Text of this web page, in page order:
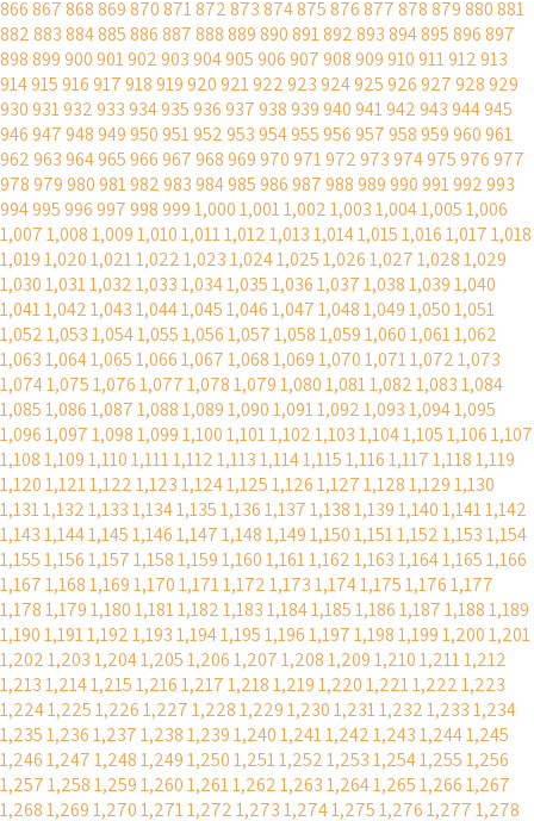
866867868869870871872873874875876877878879880881
882883884885886887888889890891892893894895896897
898899900901902903904905906907908909910911912913
914915916917918919920921922923924925926927928929
930931932933934935936937938939940941942943944945
946947948949950951952953954955956957958959960961
962963964965966967968969970971972973974975976977
978979980981982983984985986987988989990991992993
9949959969979989991,0001,0011,0021,0031,0041,0051,006
1,0071,0081,0091,0101,0111,0121,0131,0141,0151,0161,0171,018
1,0191,0201,0211,0221,0231,0241,0251,0261,0271,0281,029
1,0301,0311,0321,0331,0341,0351,0361,0371,0381,0391,040
1,0411,0421,0431,0441,0451,0461,0471,0481,0491,0501,051
1,0521,0531,0541,0551,0561,0571,0581,0591,0601,0611,062
1,0631,0641,0651,0661,0671,0681,0691,0701,0711,0721,073
1,0741,0751,0761,0771,0781,0791,0801,0811,0821,0831,084
1,0851,0861,0871,0881,0891,0901,0911,0921,0931,0941,095
1,0961,0971,0981,0991,1001,1011,1021,1031,1041,1051,1061,107
1,1081,1091,1101,1111,1121,1131,1141,1151,1161,1171,1181,119
1,1201,1211,1221,1231,1241,1251,1261,1271,1281,1291,130
1,1311,1321,1331,1341,1351,1361,1371,1381,1391,1401,1411,142
1,1431,1441,1451,1461,1471,1481,1491,1501,1511,1521,1531,154
1,1551,1561,1571,1581,1591,1601,1611,1621,1631,1641,1651,166
1,1671,1681,1691,1701,1711,1721,1731,1741,1751,1761,177
1,1781,1791,1801,1811,1821,1831,1841,1851,1861,1871,1881,189
1,1901,1911,1921,1931,1941,1951,1961,1971,1981,1991,2001,201
1,2021,2031,2041,2051,2061,2071,2081,2091,2101,2111,212
1,2131,2141,2151,2161,2171,2181,2191,2201,2211,2221,223
1,2241,2251,2261,2271,2281,2291,2301,2311,2321,2331,234
1,2351,2361,2371,2381,2391,2401,2411,2421,2431,2441,245
1,2461,2471,2481,2491,2501,2511,2521,2531,2541,2551,256
1,2571,2581,2591,2601,2611,2621,2631,2641,2651,2661,267
1,2681,2691,2701,2711,2721,2731,2741,2751,2761,2771,278